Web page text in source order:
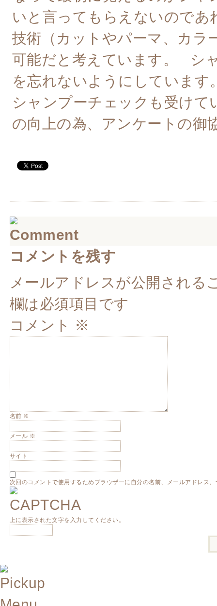
いと言ってもらえないので
技術（カットやパーマ、カラ
可能だと考えています。 シ
を忘れないようにしていま
シャンプーチェックも受け
の向上の為、アンケートの御
コメントを残す
メールアドレスが公開される
欄は必須項目です
コメント
※
名前 ※
メール ※
サイト
次回のコメントで使用するためブラウザーに自分の名前、メールアドレス
上に表示された文字を入力してください。